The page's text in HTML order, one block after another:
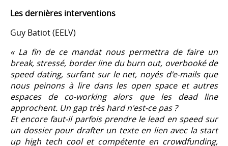
Les dernières interventions
Guy Batiot (EELV)
« La fin de ce mandat nous permettra de faire un
break, stressé, border line du burn out, overbooké de
speed dating, surfant sur le net, noyés d'e-mails que
nous peinons à lire dans les open space et autres
espaces de co-working alors que les dead line
approchent. Un gap très hard n'est-ce pas ?
Et encore faut-il parfois prendre le lead en speed sur
un dossier pour drafter un texte en lien avec la start
up high tech cool et compétente en crowdfunding,